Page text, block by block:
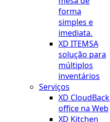
forma
simples e
imediata.
XD ITEMSA
solução para
múltiplos
inventários
Serviços
XD CloudBack
office na Web
XD Kitchen